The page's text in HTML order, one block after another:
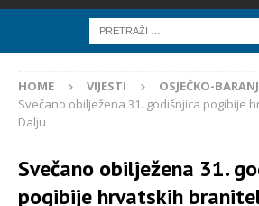
HOME VIJESTI
OSJEČKO-
Svečano obilježena 31. godišnjica pogibije
Dalju
Svečano obilježena 31.
pogibije hrvatskih